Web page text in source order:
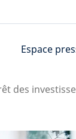
Espace
des